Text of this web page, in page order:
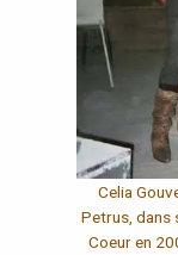
Celia
Petrus, dans
Coeur en